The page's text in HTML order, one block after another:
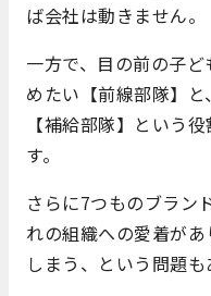
ば会社は動きません。
一方で、目の前の子
めたい【前線部隊】
【補給部隊】という
す。
さらに7つものブラン
れの組織への愛着が
しまう、という問題も